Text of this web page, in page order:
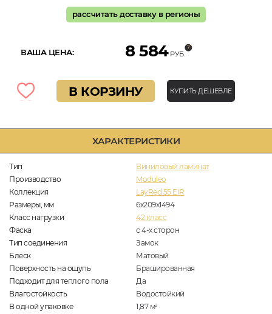
ХАРАКТЕРИСТИКИ
Тип
Виниловый ламинат
Производство
Moduleo
Коллекция
LayRed 55 EIR
Размеры, мм
6х209х1494
Класс нагрузки
42 класс
Фаска
с 4-х сторон
Тип соединения
Замок
Блеск
Матовый
Поверхность на ощупь
Брашированная
Подходит для теплого пола
Да
Влагостойкость
Водостойкий
В одной упаковке
1,87 м2
рассчитать доставку в регионы
ВАША ЦЕНА: 8 584 РУБ.
В КОРЗИНУ КУПИТЬ ДЕШЕВЛЕ